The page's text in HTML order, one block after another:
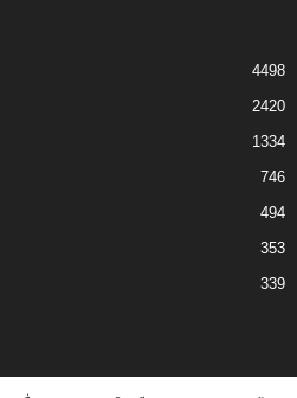
4498
2420
1334
746
494
353
339